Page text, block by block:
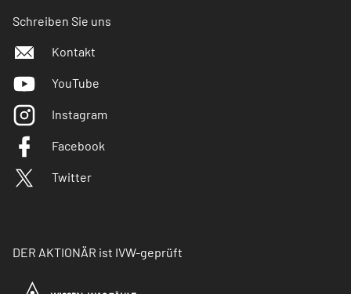
Schreiben Sie uns
Kontakt
YouTube
Instagram
Facebook
Twitter
DER AKTIONÄR ist IVW-geprüft